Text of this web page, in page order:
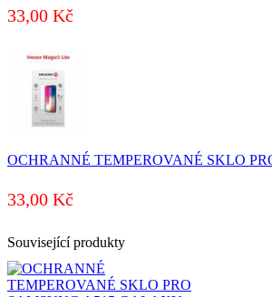
33,00 Kč
OCHRANNÉ TEMPEROVANÉ SKLO
33,00 Kč
Související produkty